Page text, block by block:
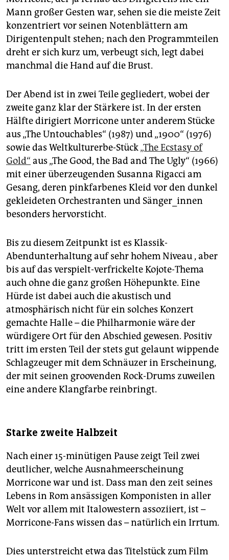
Mann großer Gesten war, sehen sie die meiste Zeit
konzentriert vor seinen Notenblättern am
Dirigentenpult stehen; nach den Programmteilen
dreht er sich kurz um, verbeugt sich, legt dabei
manchmal die Hand auf die Brust.
Der Abend ist in zwei Teile gegliedert, wobei der
zweite ganz klar der Stärkere ist. In der ersten
Hälfte dirigiert Morricone unter anderem Stücke
aus „The Untouchables“ (1987) und „1900“ (1976)
sowie das Weltkulturerbe-Stück„The Ecstasy of
Gold“ aus „The Good, the Bad and The Ugly“ (1966)
mit einer überzeugenden Susanna Rigacci am
Gesang, deren pinkfarbenes Kleid vor den dunkel
gekleideten Orchestranten und Sänger_innen
besonders hervorsticht.
Bis zu diesem Zeitpunkt ist es Klassik-
Abendunterhaltung auf sehr hohem Niveau , aber
bis auf das verspielt-verfrickelte Kojote-Thema
auch ohne die ganz großen Höhepunkte. Eine
Hürde ist dabei auch die akustisch und
atmosphärisch nicht für ein solches Konzert
gemachte Halle – die Philharmonie wäre der
würdigere Ort für den Abschied gewesen. Positiv
tritt im ersten Teil der stets gut gelaunt wippende
Schlagzeuger mit dem Schnäuzer in Erscheinung,
der mit seinen groovenden Rock-Drums zuweilen
eine andere Klangfarbe reinbringt.
Starke zweite Halbzeit
Nach einer 15-minütigen Pause zeigt Teil zwei
deutlicher, welche Ausnahmeerscheinung
Morricone war und ist. Dass man den zeit seines
Lebens in Rom ansässigen Komponisten in aller
Welt vor allem mit Italowestern assoziiert, ist –
Morricone-Fans wissen das – natürlich ein Irrtum.
Dies unterstreicht etwa das Titelstück zum Film